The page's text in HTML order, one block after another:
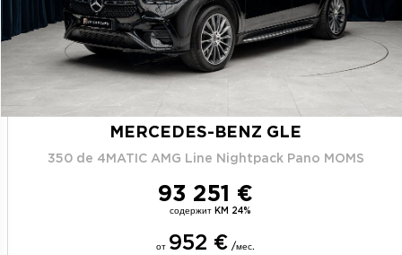
MERCEDES-BENZ GLE
350 de 4MATIC AMG Line Nightpack Pano MOMS
93 251 €
содержит KM 24%
от 952 € /мес.